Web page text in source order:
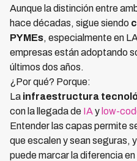
Aunque la distinción entre
hace décadas, sigue siendo
PYMEs, especialmente en
empresas están adoptando
últimos dos años.
¿Por qué? Porque:
La infraestructura
con la llegada de IAy low-
Entender las capas permite
que escalen y sean seguras,
puede marcar la diferencia